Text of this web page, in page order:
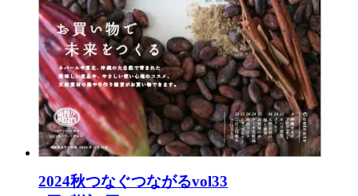
2024秋つなぐつながるvol33